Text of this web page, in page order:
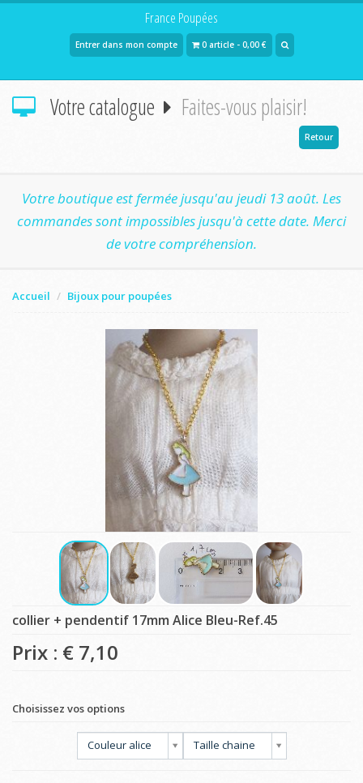
France Poupées
Entrer dans mon compte 0 article - 0,00 €
Votre catalogue Faites-vous plaisir!
Retour
Votre boutique est fermée jusqu'au jeudi 13 août. Les
commandes sont impossibles jusqu'à cette date. Merci
de votre compréhension.
Accueil Bijoux pour poupées
collier + pendentif 17mm Alice Bleu-Ref.45
Prix : € 7,10
Choisissez vos options
Couleur alice Taille chaine